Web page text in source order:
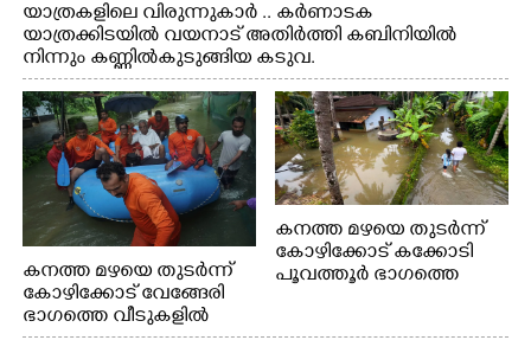
യാത്രകളിലെ വിരുന്നുകാർ .. കർണാടക
യാത്രക്കിടയിൽ വയനാട് അതിർത്തി കബിനിയിൽ
നിന്നും കണ്ണിൽകുടുങ്ങിയ കടുവ.
കനത്ത മഴയെ തുടർന്ന്
കോഴിക്കോട് വേങ്ങേരി
ഭാഗത്തെ വീടുകളിൽ
വെള്ളം
കനത്ത മഴയെ തുടർന്ന്
കോഴിക്കോട് കക്കോടി
പൂവത്തൂർ ഭാഗത്തെ